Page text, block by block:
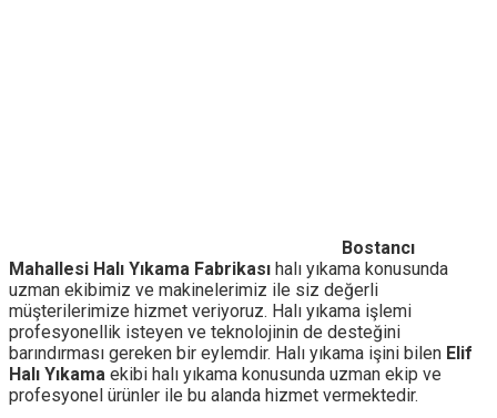
Bostancı
Mahallesi Halı Yıkama Fabrikası halı yıkama konusunda
uzman ekibimiz ve makinelerimiz ile siz değerli
müşterilerimize hizmet veriyoruz. Halı yıkama işlemi
profesyonellik isteyen ve teknolojinin de desteğini
barındırması gereken bir eylemdir. Halı yıkama işini bilen Elif
Halı Yıkama ekibi halı yıkama konusunda uzman ekip ve
profesyonel ürünler ile bu alanda hizmet vermektedir.